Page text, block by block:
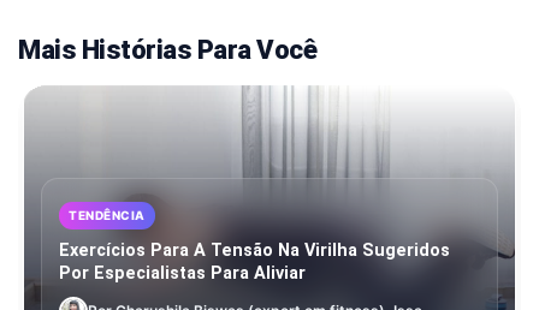
Mais Histórias Para Você
TENDÊNCIA
Exercícios Para A Tensão Na Virilha Sugeridos
Por Especialistas Para Aliviar